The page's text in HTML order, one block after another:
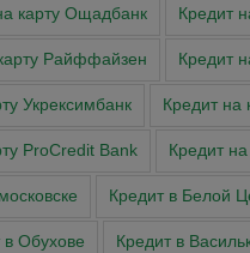
карту Ощадбанк Кредит
Райффайзен Кредит
Укрексимбанк Кредит на
ProCredit Bank Кредит
Кредит в Белой
в Обухове Кредит в